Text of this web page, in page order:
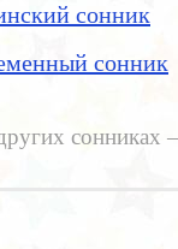
сонник
сонник
сонниках